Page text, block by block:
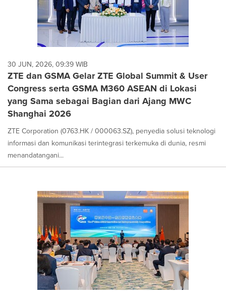
30 JUN, 2026, 09:39 WIB
ZTE dan GSMA Gelar ZTE Global Summit & User
Congress serta GSMA M360 ASEAN di Lokasi
yang Sama sebagai Bagian dari Ajang MWC
Shanghai 2026
ZTE Corporation (0763.HK / 000063.SZ), penyedia solusi teknologi
informasi dan komunikasi terintegrasi terkemuka di dunia, resmi
menandatangani...